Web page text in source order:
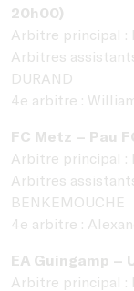
20h00)
Arbitre principal :
Arbitres
DURAND
4e arbitre :
FC Metz – Pau
Arbitre principal :
Arbitres
BENKEMOUCHE
4e arbitre :
EA Guingamp –
Arbitre principal :